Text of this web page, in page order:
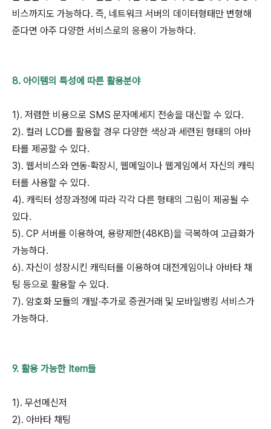
비스까지도 가능하다. 즉, 네트워크 서버의 데이터형태만 변형해
준다면 아주 다양한 서비스로의 응용이 가능하다.
8. 아이템의 특성에 따른 활용분야
1). 저렴한 비용으로 SMS 문자메세지 전송을 대신할 수 있다.
2). 컬러 LCD를 활용할 경우 다양한 색상과 세련된 형태의 아바
타를 제공할 수 있다.
3). 웹서비스와 연동·확장시, 웹메일이나 웹게임에서 자신의 캐릭
터를 사용할 수 있다.
4). 캐릭터 성장과정에 따라 각각 다른 형태의 그림이 제공될 수
있다.
5). CP 서버를 이용하여, 용량제한(48KB)을 극복하여 고급화가
가능하다.
6). 자신이 성장시킨 캐릭터를 이용하여 대전게임이나 아바타 채
팅 등으로 활용할 수 있다.
7). 암호화 모듈의 개발·추가로 증권거래 및 모바일뱅킹 서비스가
가능하다.
9. 활용 가능한 Item들
1). 무선메신저
2). 아바타 채팅